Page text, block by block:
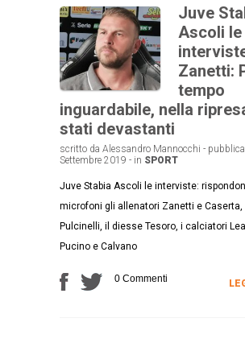
Juve
Ascoli le
Zanetti:
tempo
inguardabile, nella
stati devastanti
scritto da Alessandro Mannocchi -
Settembre 2019 - in SPORT
Juve Stabia Ascoli le interviste:
microfoni gli allenatori Zanetti e Caserta,
Pulcinelli, il diesse Tesoro, i calciatori
Pucino e Calvano
0 Commenti